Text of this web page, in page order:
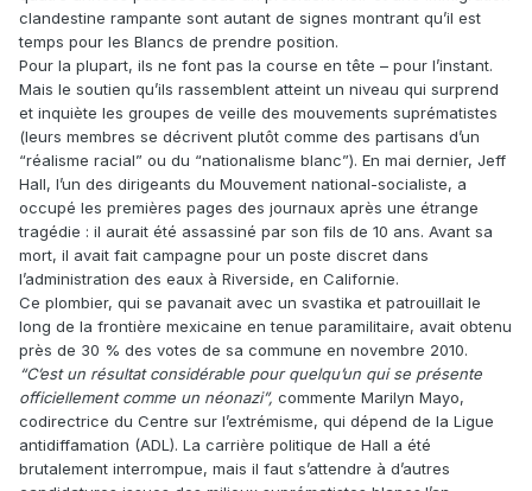
clandestine rampante sont autant de signes montrant qu’il est
temps pour les Blancs de prendre position.
Pour la plupart, ils ne font pas la course en tête – pour l’instant.
Mais le soutien qu’ils rassemblent atteint un niveau qui surprend
et inquiète les groupes de veille des mouvements suprématistes
(leurs membres se décrivent plutôt comme des partisans d’un
“réalisme racial” ou du “nationalisme blanc”). En mai dernier, Jeff
Hall, l’un des dirigeants du Mouvement national-socialiste, a
occupé les premières pages des journaux après une étrange
tragédie : il aurait été assassiné par son fils de 10 ans. Avant sa
mort, il avait fait campagne pour un poste discret dans
l’administration des eaux à Riverside, en Californie.
Ce plombier, qui se pavanait avec un ­svastika et patrouillait le
long de la frontière mexicaine en tenue paramilitaire, avait obtenu
près de 30 % des votes de sa ­commune en novembre 2010.
“C’est un résultat considérable pour quelqu’un qui se présente
officiellement comme un néonazi”, commente Marilyn Mayo,
codirectrice du Centre sur l’extrémisme, qui dépend de la Ligue
antidiffamation (ADL). La carrière politique de Hall a été
brutalement interrompue, mais il faut s’attendre à d’autres